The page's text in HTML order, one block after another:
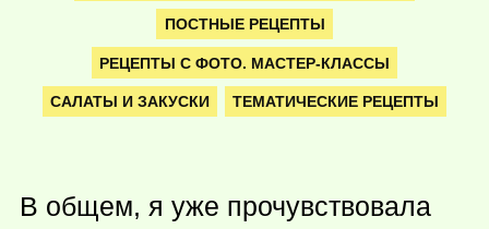
ПОСТНЫЕ РЕЦЕПТЫ
РЕЦЕПТЫ С ФОТО. МАСТЕР-КЛАССЫ
САЛАТЫ И ЗАКУСКИ ТЕМАТИЧЕСКИЕ РЕЦЕПТЫ
В общем, я уже прочувствовала